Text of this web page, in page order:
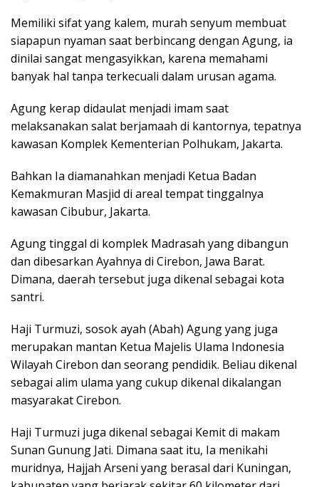
Memiliki sifat yang kalem, murah senyum membuat
siapapun nyaman saat berbincang dengan Agung, ia
dinilai sangat mengasyikkan, karena memahami
banyak hal tanpa terkecuali dalam urusan agama.
Agung kerap didaulat menjadi imam saat
melaksanakan salat berjamaah di kantornya, tepatnya
kawasan Komplek Kementerian Polhukam, Jakarta.
Bahkan Ia diamanahkan menjadi Ketua Badan
Kemakmuran Masjid di areal tempat tinggalnya
kawasan Cibubur, Jakarta.
Agung tinggal di komplek Madrasah yang dibangun
dan dibesarkan Ayahnya di Cirebon, Jawa Barat.
Dimana, daerah tersebut juga dikenal sebagai kota
santri.
Haji Turmuzi, sosok ayah (Abah) Agung yang juga
merupakan mantan Ketua Majelis Ulama Indonesia
Wilayah Cirebon dan seorang pendidik. Beliau dikenal
sebagai alim ulama yang cukup dikenal dikalangan
masyarakat Cirebon.
Haji Turmuzi juga dikenal sebagai Kemit di makam
Sunan Gunung Jati. Dimana saat itu, Ia menikahi
muridnya, Hajjah Arseni yang berasal dari Kuningan,